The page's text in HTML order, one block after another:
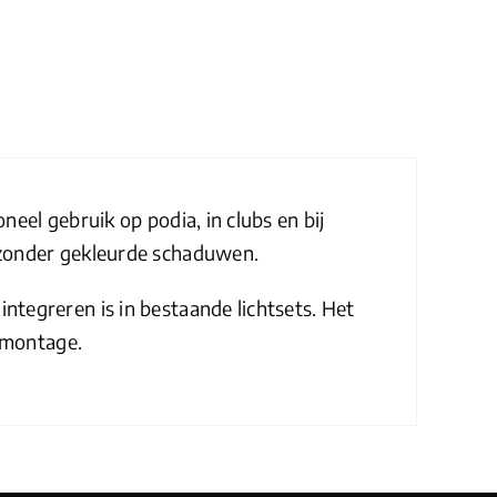
gebruik op podia, in clubs en bij
gekleurde schaduwen.
is in bestaande lichtsets. Het